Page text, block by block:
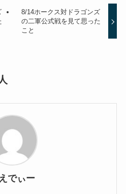
8/14ホークス対ドラゴンズ
の二軍公式戦を見て思った
こと
でぃー